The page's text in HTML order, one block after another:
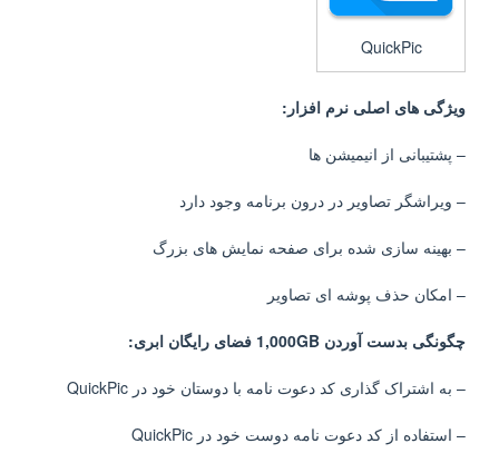
QuickPic
ویژگی های اصلی نرم افزار:
– پشتیبانی از انیمیشن ها
– ویراشگر تصاویر در درون برنامه وجود دارد
– بهینه سازی شده برای صفحه نمایش های بزرگ
– امکان حذف پوشه ای تصاویر
چگونگی بدست آوردن 1,000GB فضای رایگان ابری:
– به اشتراک گذاری کد دعوت نامه با دوستان خود در QuickPic
– استفاده از کد دعوت نامه دوست خود در QuickPic